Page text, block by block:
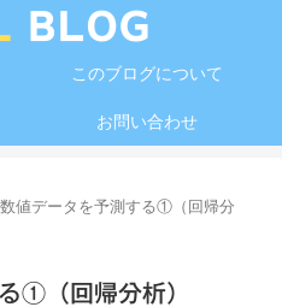
このブログについて
お問い合わせ
数値データを予測する①（回帰分
①（回帰分析）